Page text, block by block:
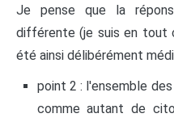
Je pense que la
différente (je suis en tout
été ainsi délibérément
point 2 : l'ensemble
comme autant de